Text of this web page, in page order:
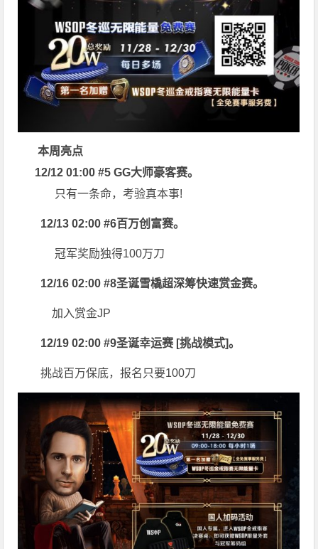
本周亮点
12/12 01:00 #5 GG大师豪客赛。
只有一条命，考验真本事!
12/13 02:00 #6百万创富赛。
冠军奖励独得100万刀
12/16 02:00 #8圣诞雪橇超深筹快速赏金赛。
加入赏金JP
12/19 02:00 #9圣诞幸运赛 [挑战模式]。
挑战百万保底，报名只要100刀